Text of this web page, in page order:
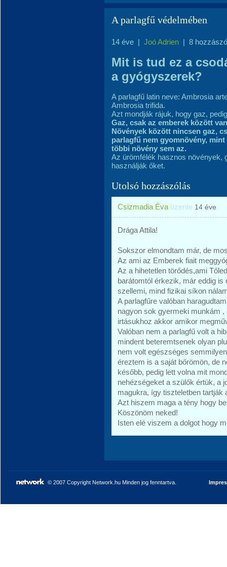
A parlagfű védelmében
14 éve | Joó Adrien | 8
Mit is tud ez a
a gyógyszerek?
A parlagfű latin neve: Ambrosia
Ambrosia trifida.
Azt mondják rájuk, hogy gaz,
Gaz, csak az emberek között
Növények között nincsen gaz,
parlagfű nem gyomnövény,
többi növény sem az.
Az ürömfélék hasznos növények,
használják őket.
Utolsó hozzászólás
Csizmadia Éva üzente 14 éve
Drága Attila!
Sokszor elmondtam már, de
Az ami az Emberek fiait
Az a hihetetlen törődés,ami
barátomtól érkezik, már eddig
szellemi, mind fizikai síkon
A parlagfűre valóban
nagyon sok gyermeki munkám
irtásukhoz akkor amikor
Valóban nem a parlagfű volt a
mindent beteremtsenek olyan
nem volt egészséges
éreztem is a saját bőrömön, de
később, pedig lett volna mit
nehézségeket a szülők értük, a
magukra, így tiszteletben tartják
Azt hiszem maga a tény hogy
Köszönöm neked!
Isten elé viszem a dolgot hogy
© 2007 Copyright Network.hu Minden jog fenntartva.